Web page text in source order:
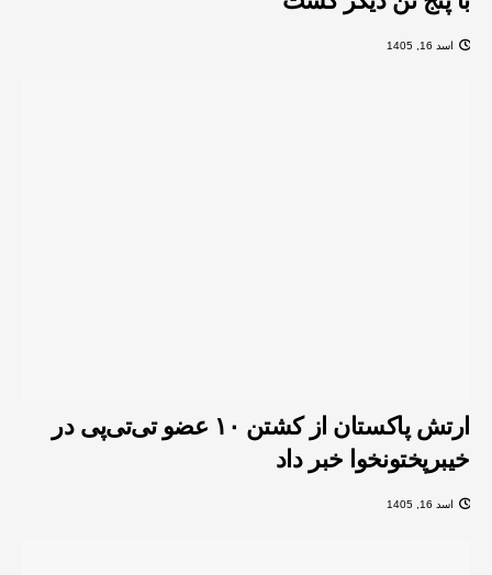
اسد 16, 1405
ارتش پاکستان از کشتن ۱۰ عضو تی‌تی‌پی در
خیبرپختونخوا خبر داد
اسد 16, 1405